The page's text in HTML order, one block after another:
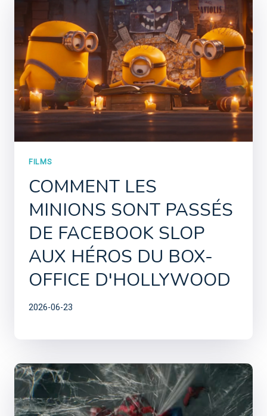
FILMS
COMMENT LES
MINIONS SONT PASSÉS
DE FACEBOOK SLOP
AUX HÉROS DU BOX-
OFFICE D'HOLLYWOOD
2026-06-23